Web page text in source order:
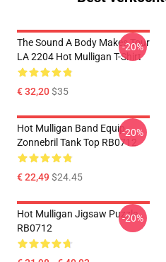
The Sound A Body Makes Tour
LA 2204 Hot Mulligan T-Shirt
€ 32,20$35
-20%
Hot Mulligan Band Equip
Zonnebril Tank Top RB0712
€ 22,49$24.45
-20%
Hot Mulligan Jigsaw Puzzle
RB0712
-20%